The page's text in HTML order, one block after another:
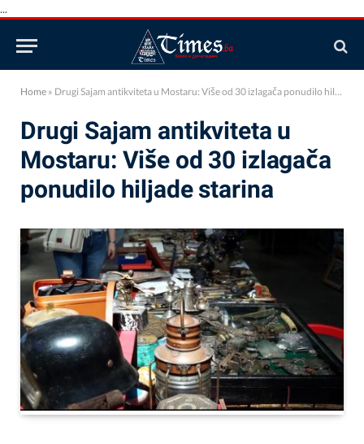
...
Home » Drugi Sajam antikviteta u Mostaru: Više od 30 izlagača ponudilo hiljade starina
Drugi Sajam antikviteta u
Mostaru: Više od 30 izlagača
ponudilo hiljade starina